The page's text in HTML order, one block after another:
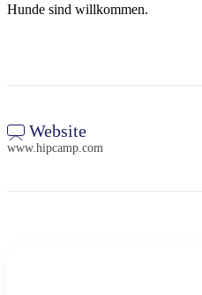
Hunde sind willkommen.
Website
www.hipcamp.com